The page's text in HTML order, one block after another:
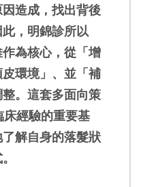
造成，找出背後
，明錦診所以
作為核心，從「增
環境」、並「補
。這套多面向策
經驗的重要基
解自身的落髮狀